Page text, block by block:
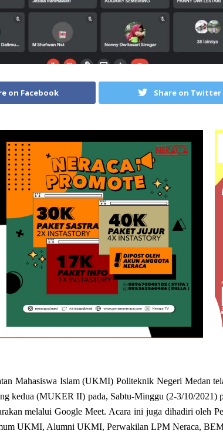
on Facebook Share on Twitter
Mahasiswa Islam (UKMI) Politeknik Negeri Medan
kedua (MUKER II) pada, Sabtu-Minggu (2-3/10/2021)
melalui Google Meet. Acara ini juga dihadiri oleh
UKMI, Alumni UKMI, Perwakilan LPM Neraca,